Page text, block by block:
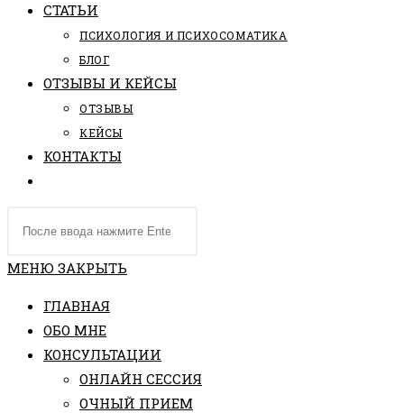
СТАТЬИ
ПCИХОЛОГИЯ И ПСИХОСОМАТИКА
БЛОГ
ОТЗЫВЫ И КЕЙСЫ
ОТЗЫВЫ
КЕЙСЫ
КОНТАКТЫ
ПО
САЙТУ
сайте
МЕНЮ ЗАКРЫТЬ
ГЛАВНАЯ
ОБО МНЕ
КОНСУЛЬТАЦИИ
ОНЛАЙН СЕССИЯ
ОЧНЫЙ ПРИЕМ